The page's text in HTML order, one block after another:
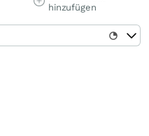
hinzufügen